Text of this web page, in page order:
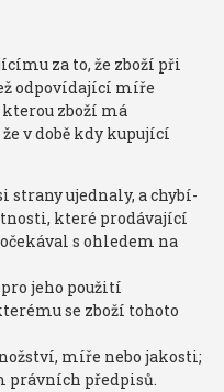
za to, že zboží při
odpovídající míře
zboží má
v době kdy kupující
strany ujednaly, a chybí-
které prodávající
s ohledem na
jeho použití
se zboží tohoto
míře nebo jakosti;
právních předpisů.